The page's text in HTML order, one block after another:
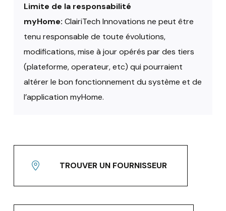
Limite de la responsabilité
myHome: ClairiTech Innovations ne peut être
tenu responsable de toute évolutions,
modifications, mise à jour opérés par des tiers
(plateforme, operateur, etc) qui pourraient
altérer le bon fonctionnement du système et de
l’application myHome.
TROUVER UN FOURNISSEUR